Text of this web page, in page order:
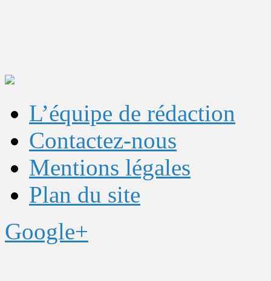
L’équipe de rédaction
Contactez-nous
Mentions légales
Plan du site
Google+